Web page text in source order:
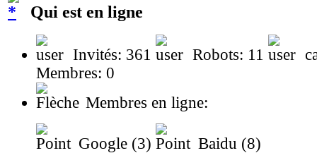
Qui est en ligne
Invités: 361 Robots: 11
Membres: 0
Membres en ligne:
Google (3) Baidu (8)